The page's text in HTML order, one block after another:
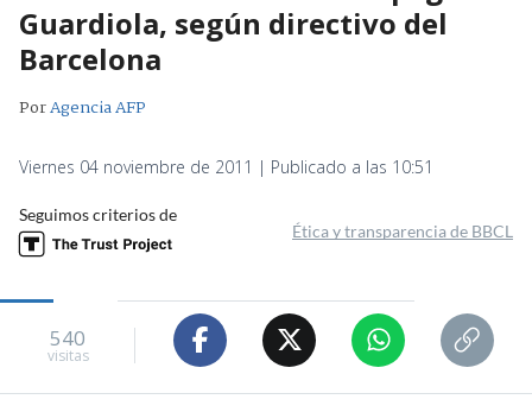
Guardiola, según directivo del
Barcelona
PorAgencia AFP
Viernes 04 noviembre de 2011 | Publicado a las 10:51
Seguimos criterios de
Ética y transparencia de BBCL
540
visitas